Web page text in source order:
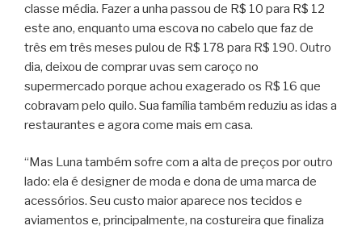
classe média. Fazer a unha passou de R$ 10 para R$ 12
este ano, enquanto uma escova no cabelo que faz de
três em três meses pulou de R$ 178 para R$ 190. Outro
dia, deixou de comprar uvas sem caroço no
supermercado porque achou exagerado os R$ 16 que
cobravam pelo quilo. Sua família também reduziu as idas a
restaurantes e agora come mais em casa.
“Mas Luna também sofre com a alta de preços por outro
lado: ela é designer de moda e dona de uma marca de
acessórios. Seu custo maior aparece nos tecidos e
aviamentos e, principalmente, na costureira que finaliza